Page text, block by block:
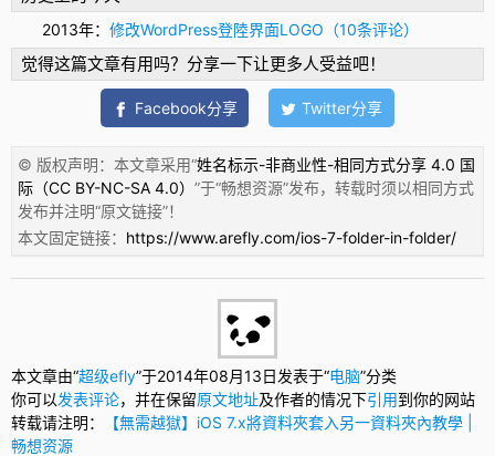
2013年： 修改WordPress登陸界面LOGO（10条评论）
觉得这篇文章有用吗？分享一下让更多人受益吧！
Facebook分享 Twitter分享
© 版权声明：本文章采用“姓名标示-非商业性-相同方式分享 4.0 国
际（CC BY-NC-SA 4.0） ”于“畅想资源”发布，转载时须以相同方式
发布并注明“原文链接”！
本文固定链接： https://www.arefly.com/ios-7-folder-in-folder/
本文章由“超级efly”于2014年08月13日发表于“电脑”分类
你可以发表评论，并在保留原文地址及作者的情况下引用到你的网站
转载请注明：
【無需越獄】iOS 7.x將資料夾套入另一資料夾內教學 |
畅想资源